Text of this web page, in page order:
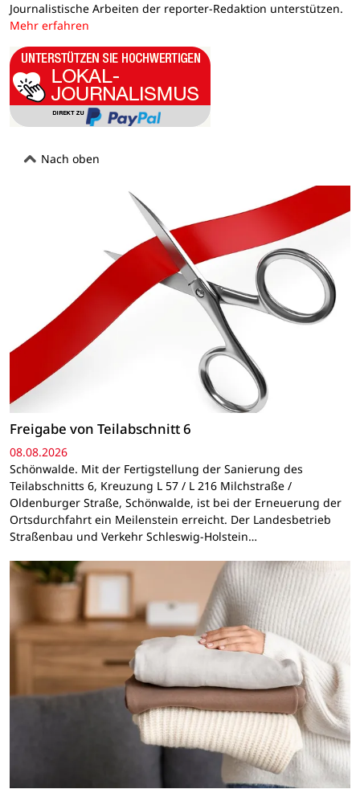
Journalistische Arbeiten der reporter-Redaktion unterstützen.
Mehr erfahren
Nach oben
Freigabe von Teilabschnitt 6
08.08.2026
Schönwalde. Mit der Fertigstellung der Sanierung des
Teilabschnitts 6, Kreuzung L 57 / L 216 Milchstraße /
Oldenburger Straße, Schönwalde, ist bei der Erneuerung der
Ortsdurchfahrt ein Meilenstein erreicht. Der Landesbetrieb
Straßenbau und Verkehr Schleswig-Holstein…